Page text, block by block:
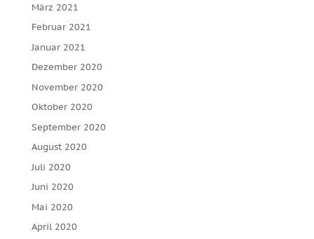
März 2021
Februar 2021
Januar 2021
Dezember 2020
November 2020
Oktober 2020
September 2020
August 2020
Juli 2020
Juni 2020
Mai 2020
April 2020